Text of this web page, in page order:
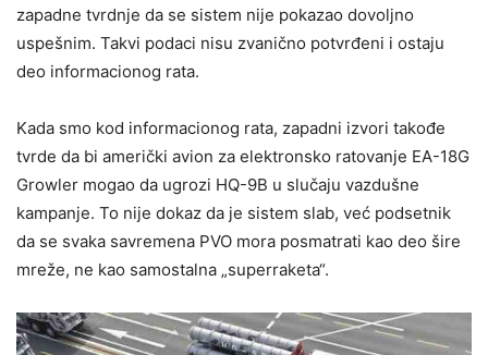
zapadne tvrdnje da se sistem nije pokazao dovoljno
uspešnim. Takvi podaci nisu zvanično potvrđeni i ostaju
deo informacionog rata.
Kada smo kod informacionog rata, zapadni izvori takođe
tvrde da bi američki avion za elektronsko ratovanje EA-18G
Growler mogao da ugrozi HQ-9B u slučaju vazdušne
kampanje. To nije dokaz da je sistem slab, već podsetnik
da se svaka savremena PVO mora posmatrati kao deo šire
mreže, ne kao samostalna „superraketa“.